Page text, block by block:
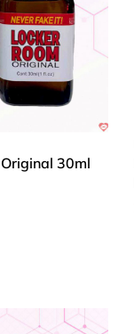
30ml